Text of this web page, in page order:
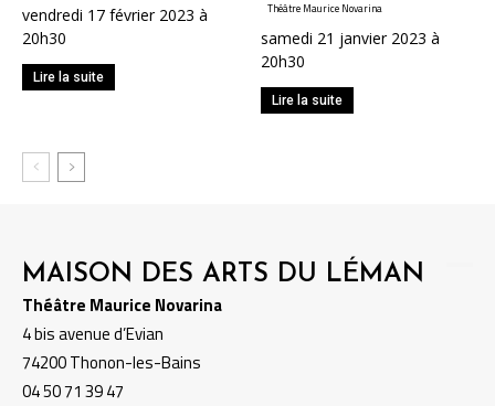
vendredi 17 février 2023 à
20h30
Lire la suite
Théâtre Maurice Novarina
samedi 21 janvier 2023 à
20h30
Lire la suite
MAISON DES ARTS DU LÉMAN
Théâtre Maurice Novarina
4 bis avenue d’Evian
74200 Thonon-les-Bains
04 50 71 39 47